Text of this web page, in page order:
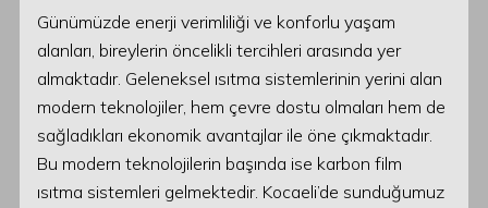
Günümüzde enerji verimliliği ve konforlu yaşam
alanları, bireylerin öncelikli tercihleri arasında yer
almaktadır. Geleneksel ısıtma sistemlerinin yerini alan
modern teknolojiler, hem çevre dostu olmaları hem de
sağladıkları ekonomik avantajlar ile öne çıkmaktadır.
Bu modern teknolojilerin başında ise karbon film
ısıtma sistemleri gelmektedir. Kocaeli’de sunduğumuz